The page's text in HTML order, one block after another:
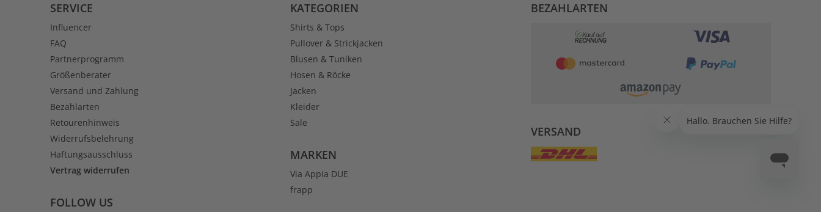
SERVICE
Influencer
FAQ
Partnerprogramm
Größenberater
Versand und Zahlung
Bezahlarten
Retourenhinweis
Widerrufsbelehrung
Haftungsausschluss
Vertrag widerrufen
FOLLOW US
KATEGORIEN
Shirts & Tops
Pullover & Strickjacken
Blusen & Tuniken
Hosen & Röcke
Jacken
Kleider
Sale
MARKEN
Via Appia DUE
frapp
BEZAHLARTEN
VERSAND